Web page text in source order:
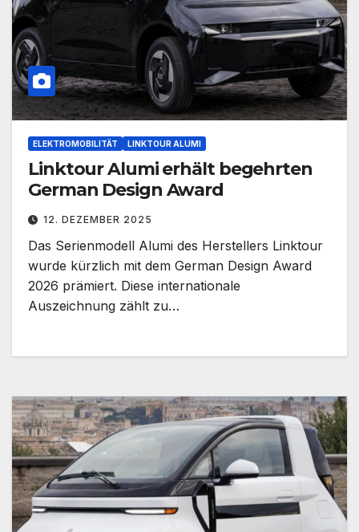
ELEKTROMOBILITÄT LINKTOUR ALUMI
Linktour Alumi erhält begehrten
German Design Award
12. DEZEMBER 2025
Das Serienmodell Alumi des Herstellers Linktour
wurde kürzlich mit dem German Design Award
2026 prämiert. Diese internationale
Auszeichnung zählt zu…